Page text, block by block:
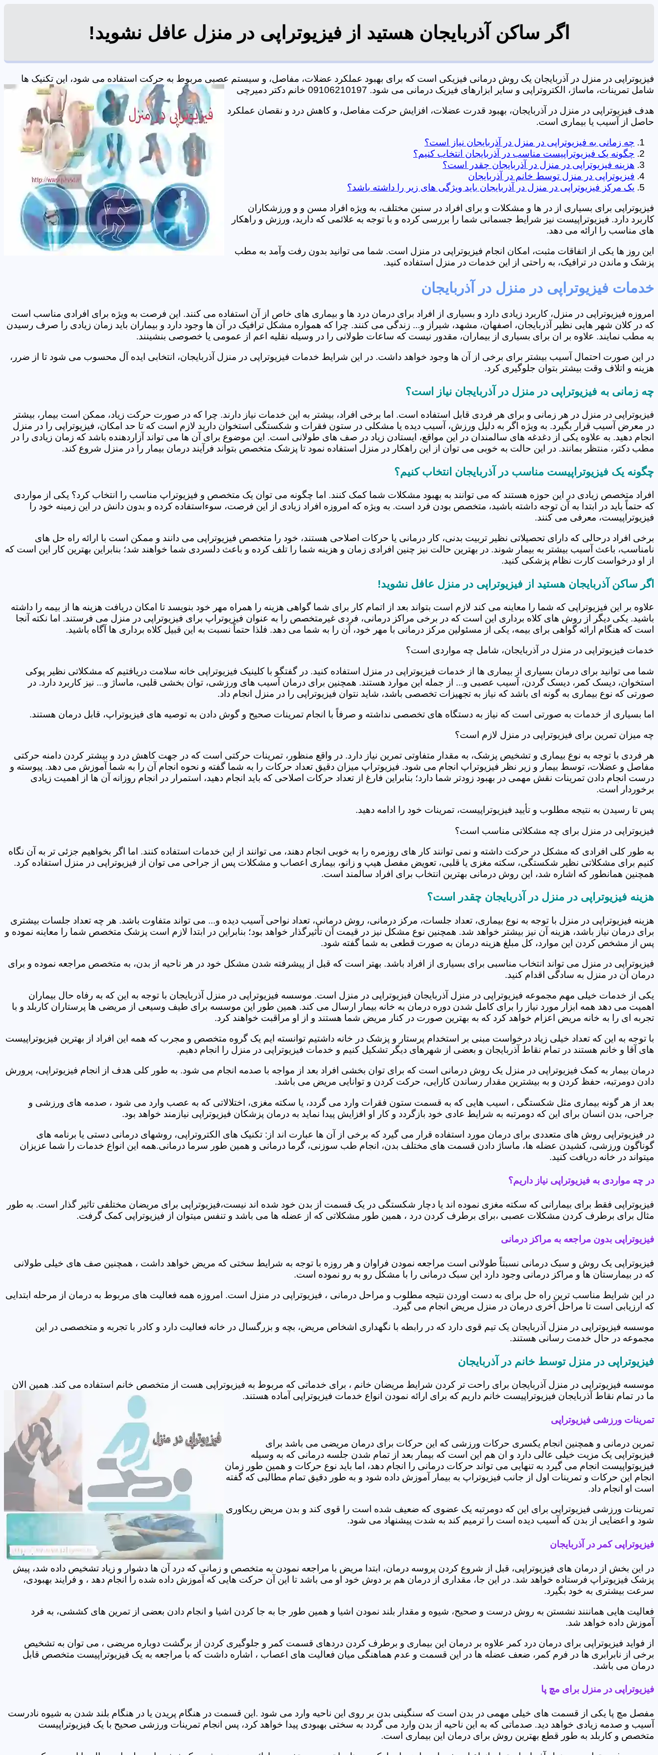
اگر ساکن آذربایجان هستید از فیزیوتراپی در منزل عافل نشوید!
فیزیوتراپی در منزل در آذربایجان یک روش درمانی فیزیکی است که برای بهبود عملکرد عضلات، مفاصل، و سیستم عصبی مربوط به حرکت استفاده می شود، این تکنیک ها
شامل تمرینات، ماساژ، الکتروتراپی و سایر ابزارهای فیزیک درمانی می شود. 09106210197 خانم دکتر دمیرچی
هدف فیزیوتراپی در منزل در آذربایجان، بهبود قدرت عضلات، افزایش حرکت مفاصل، و کاهش درد و نقصان عملکرد
حاصل از آسیب یا بیماری است.
چه زمانی به فیزیوتراپی در منزل در آذربایجان نیاز است؟
چگونه یک فیزیوتراپیست مناسب در آذربایجان انتخاب کنیم؟
هزینه فیزیوتراپی در منزل در آذربایجان چقدر است؟
فیزیوتراپی در منزل توسط خانم در آذربایجان
یک مرکز فیزیوتراپی در منزل در آذربایجان باید ویژگی های زیر را داشته باشد؟
فیزیوتراپی برای بسیاری از در ها و مشکلات و برای افراد در سنین مختلف، به ویژه افراد مسن و و ورزشکاران
کاربرد دارد. فیزیوتراپیست نیز شرایط جسمانی شما را بررسی کرده و با توجه به علائمی که دارید، ورزش و راهکار
های مناسب را ارائه می دهد.
این روز ها یکی از اتفاقات مثبت، امکان انجام فیزیوتراپی در منزل است. شما می توانید بدون رفت وآمد به مطب
پزشک و ماندن در ترافیک، به راحتی از این خدمات در منزل استفاده کنید.
خدمات فیزیوتراپی در منزل در آذربایجان
امروزه فیزیوتراپی در منزل، کاربرد زیادی دارد و بسیاری از افراد برای درمان درد ها و بیماری های خاص از آن استفاده می کنند. این فرصت به ویژه برای افرادی مناسب است
که در کلان شهر هایی نظیر آذربایجان، اصفهان، مشهد، شیراز و... زندگی می کنند. چرا که همواره مشکل ترافیک در آن ها وجود دارد و بیماران باید زمان زیادی را صرف رسیدن
به مطب نمایند. علاوه بر ان برای بسیاری از بیماران، مقدور نیست که ساعات طولانی را در وسیله نقلیه اعم از عمومی یا خصوصی بنشینند.
در این صورت احتمال آسیب بیشتر برای برخی از آن ها وجود خواهد داشت. در این شرایط خدمات فیزیوتراپی در منزل آذربایجان، انتخابی ایده آل محسوب می شود تا از ضرر،
هزینه و اتلاف وقت بیشتر بتوان جلوگیری کرد.
چه زمانی به فیزیوتراپی در منزل در آذربایجان نیاز است؟
فیزیوتراپی در منزل در هر زمانی و برای هر فردی قابل استفاده است. اما برخی افراد، بیشتر به این خدمات نیاز دارند. چرا که در صورت حرکت زیاد، ممکن است بیمار، بیشتر
در معرض آسیب قرار بگیرد. به ویژه اگر به دلیل ورزش، آسیب دیده یا مشکلی در ستون فقرات و شکستگی استخوان دارید لازم است که تا حد امکان، فیزیوتراپی را در منزل
انجام دهید. به علاوه یکی از دغدغه های سالمندان در این مواقع، ایستادن زیاد در صف های طولانی است. این موضوع برای آن ها می تواند آزاردهنده باشد که زمان زیادی را در
مطب دکتر، منتظر بمانند. در این حالت به خوبی می توان از این راهکار در منزل استفاده نمود تا پزشک متخصص بتواند فرآیند درمان بیمار را در منزل شروع کند.
چگونه یک فیزیوتراپیست مناسب در آذربایجان انتخاب کنیم؟
افراد متخصص زیادی در این حوزه هستند که می توانند به بهبود مشکلات شما کمک کنند. اما چگونه می توان یک متخصص و فیزیوتراپ مناسب را انتخاب کرد؟ یکی از مواردی
که حتماً باید در ابتدا به آن توجه داشته باشید، متخصص بودن فرد است. به ویژه که امروزه افراد زیادی از این فرصت، سوءاستفاده کرده و بدون دانش در این زمینه خود را
فیزیوتراپیست، معرفی می کنند.
برخی افراد درحالی که دارای تحصیلاتی نظیر تربیت بدنی، کار درمانی یا حرکات اصلاحی هستند، خود را متخصص فیزیوتراپی می دانند و ممکن است با ارائه راه حل های
نامناسب، باعث آسیب بیشتر به بیمار شوند. در بهترین حالت نیز چنین افرادی زمان و هزینه شما را تلف کرده و باعث دلسردی شما خواهند شد؛ بنابراین بهترین کار این است که
از او درخواست کارت نظام پزشکی کنید.
اگر ساکن آذربایجان هستید از فیزیوتراپی در منزل عافل نشوید!
علاوه بر این فیزیوتراپی که شما را معاینه می کند لازم است بتواند بعد از اتمام کار برای شما گواهی هزینه را همراه مهر خود بنویسد تا امکان دریافت هزینه ها از بیمه را داشته
باشید. یکی دیگر از روش های کلاه برداری این است که در برخی مراکز درمانی، فردی غیرمتخصص را به عنوان فیزیوتراپ برای فیزیوتراپی در منزل می فرستند. اما نکته آنجا
است که هنگام ارائه گواهی برای بیمه، یکی از مسئولین مرکز درمانی با مهر خود، آن را به شما می دهد. فلذا حتماً نسبت به این قبیل کلاه برداری ها آگاه باشید.
خدمات فیزیوتراپی در منزل در آذربایجان، شامل چه مواردی است؟
شما می توانید برای درمان بسیاری از بیماری ها از خدمات فیزیوتراپی در منزل استفاده کنید. در گفتگو با کلینیک فیزیوتراپی خانه سلامت دریافتیم که مشکلاتی نظیر پوکی
استخوان، دیسک کمر، دیسک گردن، آسیب عصبی و... از جمله این موارد هستند. همچنین برای درمان آسیب های ورزشی، توان بخشی قلبی، ماساژ و... نیز کاربرد دارد. در
صورتی که نوع بیماری به گونه ای باشد که نیاز به تجهیزات تخصصی باشد، شاید نتوان فیزیوتراپی را در منزل انجام داد.
اما بسیاری از خدمات به صورتی است که نیاز به دستگاه های تخصصی نداشته و صرفاً با انجام تمرینات صحیح و گوش دادن به توصیه های فیزیوتراپ، قابل درمان هستند.
چه میزان تمرین برای فیزیوتراپی در منزل لازم است؟
هر فردی با توجه به نوع بیماری و تشخیص پزشک، به مقدار متفاوتی تمرین نیاز دارد. در واقع منظور، تمرینات حرکتی است که در جهت کاهش درد و بیشتر کردن دامنه حرکتی
مفاصل و عضلات، توسط بیمار و زیر نظر فیزیوتراپ انجام می شود. فیزیوتراپ میزان دقیق تعداد حرکات را به شما گفته و نحوه انجام آن را به شما آموزش می دهد. پیوسته و
درست انجام دادن تمرینات نقش مهمی در بهبود زودتر شما دارد؛ بنابراین فارغ از تعداد حرکات اصلاحی که باید انجام دهید، استمرار در انجام روزانه آن ها از اهمیت زیادی
برخوردار است.
پس تا رسیدن به نتیجه مطلوب و تأیید فیزیوتراپیست، تمرینات خود را ادامه دهید.
فیزیوتراپی در منزل برای چه مشکلاتی مناسب است؟
به طور کلی افرادی که مشکل در حرکت داشته و نمی توانند کار های روزمره را به خوبی انجام دهند، می توانند از این خدمات استفاده کنند. اما اگر بخواهیم جزئی تر به آن نگاه
کنیم برای مشکلاتی نظیر شکستگی، سکته مغزی یا قلبی، تعویض مفصل هیپ و زانو، بیماری اعصاب و مشکلات پس از جراحی می توان از فیزیوتراپی در منزل استفاده کرد.
همچنین همانطور که اشاره شد، این روش درمانی بهترین انتخاب برای افراد سالمند است.
هزینه فیزیوتراپی در منزل در آذربایجان چقدر است؟
هزینه فیزیوتراپی در منزل با توجه به نوع بیماری، تعداد جلسات، مرکز درمانی، روش درمانی، تعداد نواحی آسیب دیده و... می تواند متفاوت باشد. هر چه تعداد جلسات بیشتری
برای درمان نیاز باشد، هزینه آن نیز بیشتر خواهد شد. همچنین نوع مشکل نیز در قیمت آن تأثیرگذار خواهد بود؛ بنابراین در ابتدا لازم است پزشک متخصص شما را معاینه نموده و
پس از مشخص کردن این موارد، کل مبلغ هزینه درمان به صورت قطعی به شما گفته شود.
فیزیوتراپی در منزل می تواند انتخاب مناسبی برای بسیاری از افراد باشد. بهتر است که قبل از پیشرفته شدن مشکل خود در هر ناحیه از بدن، به متخصص مراجعه نموده و برای
درمان آن در منزل به سادگی اقدام کنید.
یکی از خدمات خیلی مهم مجموعه فیزیوتراپی در منزل آذربایجان فیزیوتراپی در منزل است. موسسه فیزیوتراپی در منزل آذربایجان با توجه به این که به رفاه حال بیماران
اهمیت می دهد همه ابزار مورد نیاز را برای کامل شدن دوره درمان به خانه بیمار ارسال می کند. همین طور این موسسه برای طیف وسیعی از مریضی ها پرستاران کاربلد و با
تجربه ای را به خانه مریض اعزام خواهد کرد که به بهترین صورت در کنار مریض شما هستند و از او مراقبت خواهند کرد.
با توجه به این که تعداد خیلی زیاد درخواست مبنی بر استخدام پرستار و پزشک در خانه داشتیم توانسته ایم یک گروه متخصص و مجرب که همه این افراد از بهترین فیزیوتراپیست
های آقا و خانم هستند در تمام نقاط آذربایجان و بعضی از شهرهای دیگر تشکیل کنیم و خدمات فیزیوتراپی در منزل را انجام دهیم.
درمان بیمار به کمک فیزیوتراپی در منزل یک روش درمانی است که برای توان بخشی افراد بعد از مواجه با صدمه انجام می شود. به طور کلی هدف از انجام فیزیوتراپی، پرورش
دادن دومرتبه، حفظ کردن و به بیشترین مقدار رساندن کارایی، حرکت کردن و توانایی مریض می باشد.
بعد از هر گونه بیماری مثل شکستگی ، اسیب هایی که به قسمت ستون فقرات وارد می گردد، یا سکته مغزی، اختلالاتی که به عصب وارد می شود ، صدمه های ورزشی و
جراحی، بدن انسان برای این که دومرتبه به شرایط عادی خود بازگردد و کار او افزایش پیدا نماید به درمان پزشکان فیزیوتراپی نیازمند خواهد بود.
در فیزیوتراپی روش های متعددی برای درمان مورد استفاده قرار می گیرد که برخی از آن ها عبارت اند از: تکنیک های الکتروتراپی، روشهای درمانی دستی یا برنامه های
گوناگون ورزشی، کشیدن عضله ها، ماساژ دادن قسمت های مختلف بدن، انجام طب سوزنی، گرما درمانی و همین طور سرما درمانی.همه این انواع خدمات را شما عزیزان
میتواند در خانه دریافت کنید.
در چه مواردی به فیزیوتراپی نیاز داریم؟
فیزیوتراپی فقط برای بیمارانی که سکته مغزی نموده اند یا دچار شکستگی در یک قسمت از بدن خود شده اند نیست،فیزیوتراپی برای مریضان مختلفی تاثیر گذار است. به طور
مثال برای برطرف کردن مشکلات عصبی ،برای برطرف کردن درد ، همین طور مشکلاتی که از عضله ها می باشد و تنفس میتوان از فیزیوتراپی کمک گرفت.
فیزیوتراپی بدون مراجعه به مراکز درمانی
فیزیوتراپی یک روش و سبک درمانی نسبتاً طولانی است مراجعه نمودن فراوان و هر روزه با توجه به شرایط سختی که مریض خواهد داشت ، همچنین صف های خیلی طولانی
که در بیمارستان ها و مراکز درمانی وجود دارد این سبک درمانی را با مشکل رو به رو نموده است.
در این شرایط مناسب ترین راه حل برای به دست اوردن نتیجه مطلوب و مراحل درمانی ، فیزیوتراپی در منزل است. امروزه همه فعالیت های مربوط به درمان از مرحله ابتدایی
که ارزیابی است تا مراحل آخری درمان در منزل مریض انجام می گیرد.
موسسه فیزیوتراپی در منزل آذربایجان یک تیم قوی دارد که در رابطه با نگهداری اشخاص مریض، بچه و بزرگسال در خانه فعالیت دارد و کادر با تجربه و متخصصی در این
مجموعه در حال خدمت رسانی هستند.
فیزیوتراپی در منزل توسط خانم در آذربایجان
موسسه فیزیوتراپی در منزل آذربایجان برای راحت تر کردن شرایط مریضان خانم ، برای خدماتی که مربوط به فیزیوتراپی هست از متخصص خانم استفاده می کند. همین الان
ما در تمام نقاط آذربایجان فیزیوتراپیست خانم داریم که برای ارائه نمودن انواع خدمات فیزیوتراپی آماده هستند.
تمرینات ورزشی فیزیوتراپی
تمرین درمانی و همچنین انجام یکسری حرکات ورزشی که این حرکات برای درمان مریضی می باشد برای
فیزیوتراپی یک مزیت خیلی عالی دارد و ان هم این است که بیمار بعد از تمام شدن جلسه درمانی که به وسیله
فیزیوتواپیست انجام می گیرد به تنهایی می تواند حرکات درمانی را انجام دهد، اما باید نوع حرکات و همین طور زمان
انجام این حرکات و تمرینات اول از جانب فیزیوتراپ به بیمار آموزش داده شود و به طور دقیق تمام مطالبی که گفته
است او انجام داد.
تمرینات ورزشی فیزیوتراپی برای این که دومرتبه یک عضوی که ضعیف شده است را قوی کند و بدن مریض ریکاوری
شود و اعضایی از بدن که آسیب دیده است را ترمیم کند به شدت پیشنهاد می شود.
فیزیوتراپی کمر در آذربایجان
در این بخش از درمان های فیزیوتراپی، قبل از شروع کردن پروسه درمان، ابتدا مریض با مراجعه نمودن به متخصص و زمانی که درد آن ها دشوار و زیاد تشخیص داده شد، پیش
پزشک فیزیوتراپ فرستاده خواهد شد. در این جا، مقداری از درمان هم بر دوش خود او می باشد تا این آن حرکت هایی که آموزش داده شده را انجام دهد ، و فرایند بهبودی،
سرعت بیشتری به خود بگیرد.
فعالیت هایی هماننند نشستن به روش درست و صحیح، شیوه و مقدار بلند نمودن اشیا و همین طور جا به جا کردن اشیا و انجام دادن بعضی از تمرین های کششی، به فرد
آموزش داده خواهد شد.
از فواید فیزیوتراپی برای درمان درد کمر علاوه بر درمان این بیماری و برطرف کردن دردهای قسمت کمر و جلوگیری کردن از برگشت دوباره مریضی ، می توان به تشخیص
برخی از نابرابری ها در فرم کمر، ضعف عضله ها در این قسمت و عدم هماهنگی میان فعالیت های اعصاب ، اشاره داشت که با مراجعه به یک فیزیوتراپیست متخصص قابل
درمان می باشد.
فیزیوتراپی در منزل برای مچ پا
مفصل مچ پا یکی از قسمت های خیلی مهمی در بدن است که سنگینی بدن بر روی این ناحیه وارد می شود .این قسمت در هنگام پریدن یا در هنگام بلند شدن به شیوه نادرست
آسیب و صدمه زیادی خواهد دید. صدماتی که به این ناحیه از بدن وارد می گردد به سختی بهبودی پیدا خواهد کرد، پس انجام تمرینات ورزشی صحیح با یک فیزیوتراپیست
متخصص و کاربلد به طور قطع بهترین روش برای درمان این بیماری است.